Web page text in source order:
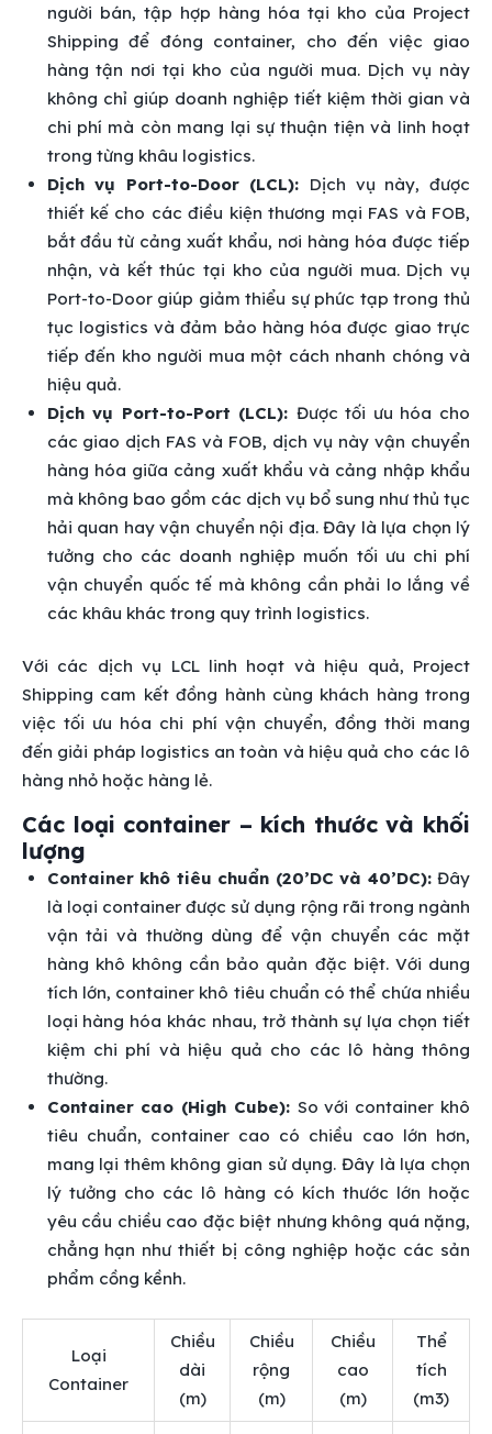
người bán, tập hợp hàng hóa tại kho của Project
Shipping để đóng container, cho đến việc giao
hàng tận nơi tại kho của người mua. Dịch vụ này
không chỉ giúp doanh nghiệp tiết kiệm thời gian và
chi phí mà còn mang lại sự thuận tiện và linh hoạt
trong từng khâu logistics.
Dịch vụ Port-to-Door (LCL): Dịch vụ này, được
thiết kế cho các điều kiện thương mại FAS và FOB,
bắt đầu từ cảng xuất khẩu, nơi hàng hóa được tiếp
nhận, và kết thúc tại kho của người mua. Dịch vụ
Port-to-Door giúp giảm thiểu sự phức tạp trong thủ
tục logistics và đảm bảo hàng hóa được giao trực
tiếp đến kho người mua một cách nhanh chóng và
hiệu quả.
Dịch vụ Port-to-Port (LCL): Được tối ưu hóa cho
các giao dịch FAS và FOB, dịch vụ này vận chuyển
hàng hóa giữa cảng xuất khẩu và cảng nhập khẩu
mà không bao gồm các dịch vụ bổ sung như thủ tục
hải quan hay vận chuyển nội địa. Đây là lựa chọn lý
tưởng cho các doanh nghiệp muốn tối ưu chi phí
vận chuyển quốc tế mà không cần phải lo lắng về
các khâu khác trong quy trình logistics.
Với các dịch vụ LCL linh hoạt và hiệu quả, Project
Shipping cam kết đồng hành cùng khách hàng trong
việc tối ưu hóa chi phí vận chuyển, đồng thời mang
đến giải pháp logistics an toàn và hiệu quả cho các lô
hàng nhỏ hoặc hàng lẻ.
Các loại container – kích thước và khối
lượng
Container khô tiêu chuẩn (20’DC và 40’DC): Đây
là loại container được sử dụng rộng rãi trong ngành
vận tải và thường dùng để vận chuyển các mặt
hàng khô không cần bảo quản đặc biệt. Với dung
tích lớn, container khô tiêu chuẩn có thể chứa nhiều
loại hàng hóa khác nhau, trở thành sự lựa chọn tiết
kiệm chi phí và hiệu quả cho các lô hàng thông
thường.
Container cao (High Cube): So với container khô
tiêu chuẩn, container cao có chiều cao lớn hơn,
mang lại thêm không gian sử dụng. Đây là lựa chọn
lý tưởng cho các lô hàng có kích thước lớn hoặc
yêu cầu chiều cao đặc biệt nhưng không quá nặng,
chẳng hạn như thiết bị công nghiệp hoặc các sản
phẩm cồng kềnh.
Loại
Container
Chiều
dài
(m)
Chiều
rộng
(m)
Chiều
cao
(m)
Thể
tích
(m3)